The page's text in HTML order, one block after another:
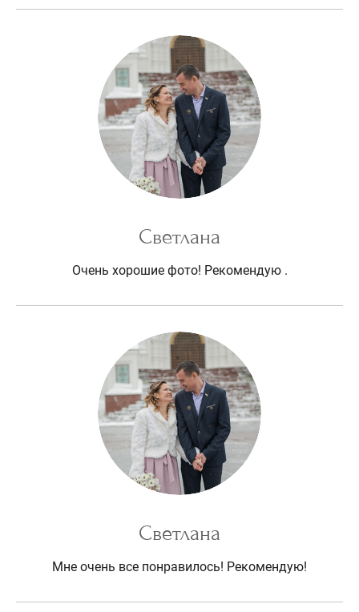
Светлана
Очень хорошие фото! Рекомендую .
Светлана
Мне очень все понравилось! Рекомендую!